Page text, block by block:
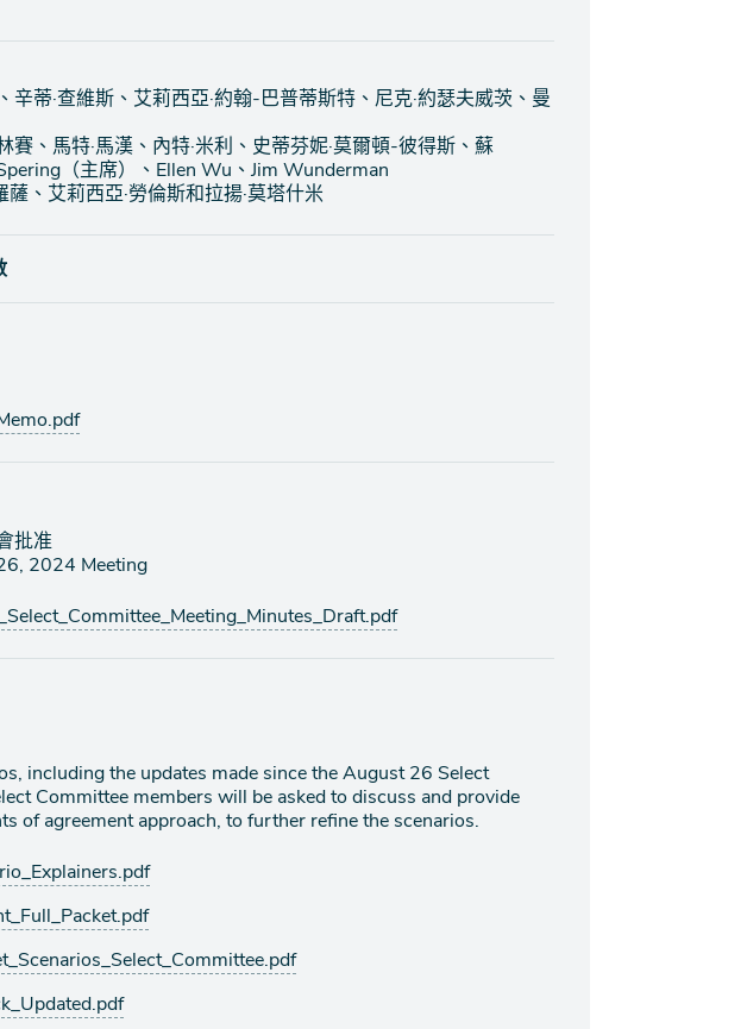
辛蒂·查維斯、艾莉西亞·約翰-巴普蒂斯特、尼克·約瑟夫威茨、曼
賽、馬特·馬漢、內特·米利、史蒂芬妮·莫爾頓-彼得斯、蘇
（主席）、Ellen Wu、Jim Wunderman
、艾莉西亞·勞倫斯和拉揚·莫塔什米
批准
2024 Meeting
including the updates made since the August 26 Select
Committee members will be asked to discuss and provide
of agreement approach, to further refine the scenarios.